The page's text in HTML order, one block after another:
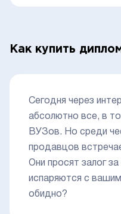
Как купить
Сегодня через
абсолютно все, в
ВУЗов. Но среди
продавцов
Они просят залог
испаряются с
обидно?